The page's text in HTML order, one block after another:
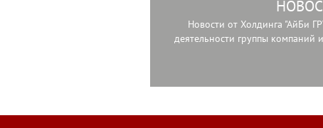
Новости от Холдинга "АйБи
деятельности группы компаний